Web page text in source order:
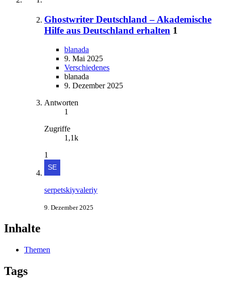
Ghostwriter Deutschland – Akademische
Hilfe aus Deutschland erhalten 1
blanada
9. Mai 2025
Verschiedenes
blanada
9. Dezember 2025
Antworten
1
Zugriffe
1,1k
1
serpetskiyvaleriy
9. Dezember 2025
Inhalte
Themen
Tags